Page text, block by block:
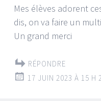
Mes élèves adorent
dis, on va faire un
Un grand merci
RÉPONDRE
17 JUIN 2023 À 15 H